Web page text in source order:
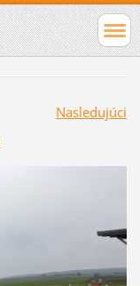
Nasledujúci